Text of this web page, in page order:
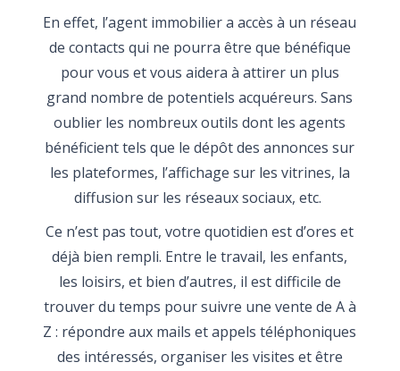
En effet, l’agent immobilier a accès à un réseau
de contacts qui ne pourra être que bénéfique
pour vous et vous aidera à attirer un plus
grand nombre de potentiels acquéreurs. Sans
oublier les nombreux outils dont les agents
bénéficient tels que le dépôt des annonces sur
les plateformes, l’affichage sur les vitrines, la
diffusion sur les réseaux sociaux, etc.
Ce n’est pas tout, votre quotidien est d’ores et
déjà bien rempli. Entre le travail, les enfants,
les loisirs, et bien d’autres, il est difficile de
trouver du temps pour suivre une vente de A à
Z : répondre aux mails et appels téléphoniques
des intéressés, organiser les visites et être